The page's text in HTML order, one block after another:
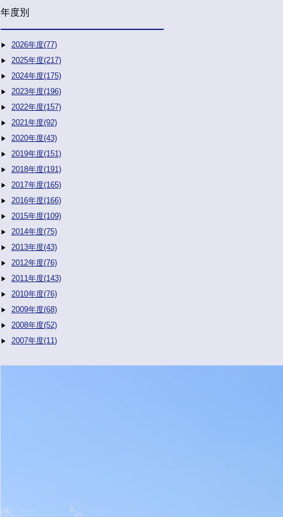
年度別
2026年度(77)
2025年度(217)
2024年度(175)
2023年度(196)
2022年度(157)
2021年度(92)
2020年度(43)
2019年度(151)
2018年度(191)
2017年度(165)
2016年度(166)
2015年度(109)
2014年度(75)
2013年度(43)
2012年度(76)
2011年度(143)
2010年度(76)
2009年度(68)
2008年度(52)
2007年度(11)